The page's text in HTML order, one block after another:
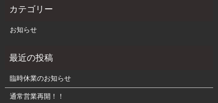
お知らせ
臨時休業のお知らせ
通常営業再開！！